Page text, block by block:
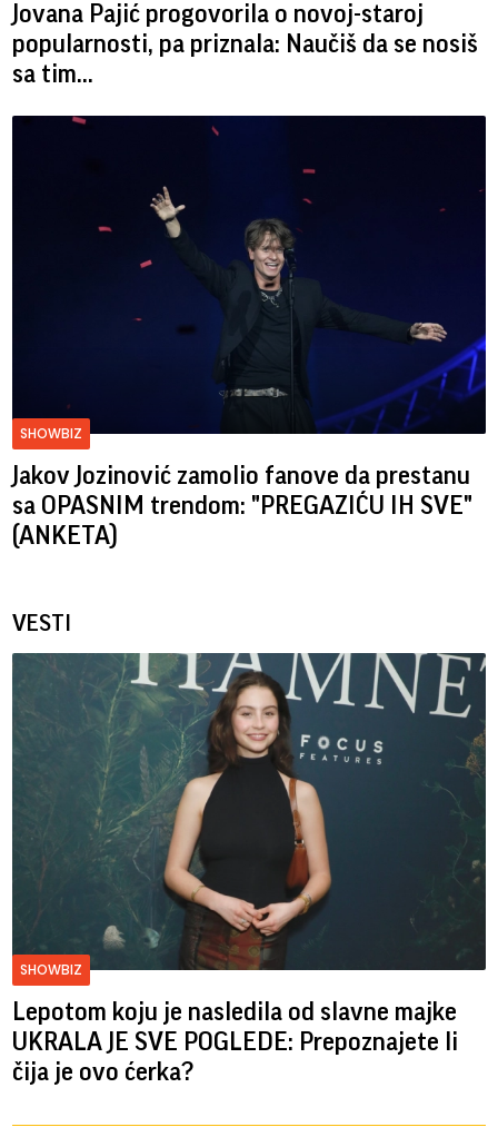
Jovana Pajić progovorila o novoj-staroj
popularnosti, pa priznala: Naučiš da se nosiš
sa tim...
SHOWBIZ
Jakov Jozinović zamolio fanove da prestanu
sa OPASNIM trendom: "PREGAZIĆU IH SVE"
(ANKETA)
VESTI
SHOWBIZ
Lepotom koju je nasledila od slavne majke
UKRALA JE SVE POGLEDE: Prepoznajete li
čija je ovo ćerka?